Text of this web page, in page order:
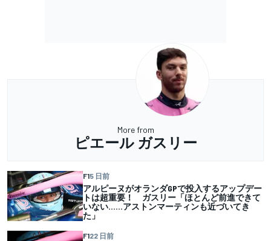
More from
ピエール ガスリー
F15 日前
アルピーヌがオランダGPで投入するアップデー
トは超重要！ ガスリー「ほとんど前進できて
いない……アストンマーティンも近づいてき
た」
F122 日前